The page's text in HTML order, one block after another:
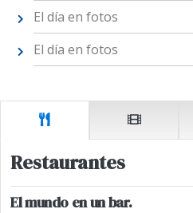
El día en fotos
El día en fotos
Restaurantes
El mundo en un bar.